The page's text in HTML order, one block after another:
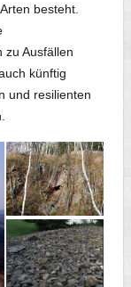
besteht.
zu Ausfällen
künftig
und resilienten